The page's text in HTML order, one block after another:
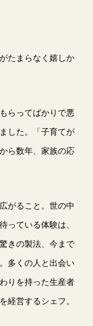
たまらなく嬉しか
らってばかりで悪
した。「子育てが
ら数年、家族の応
がること。世の中
っている体験は、
きの製法、今まで
多くの人と出会い
りを持った生産者
経営するシェフ。